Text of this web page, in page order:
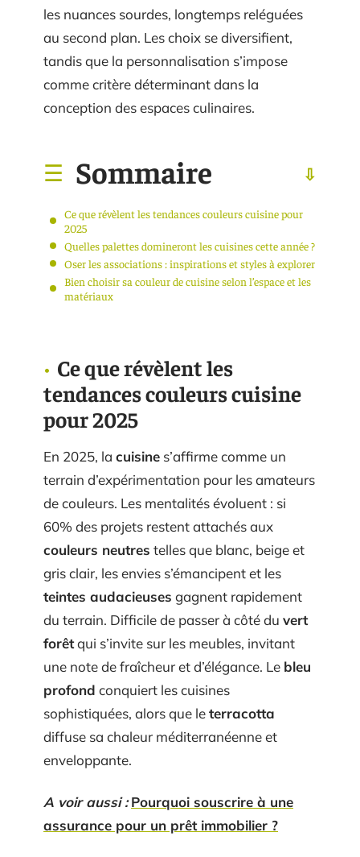
les nuances sourdes, longtemps reléguées
au second plan. Les choix se diversifient,
tandis que la personnalisation s’impose
comme critère déterminant dans la
conception des espaces culinaires.
Sommaire
Ce que révèlent les tendances couleurs cuisine pour
2025
Quelles palettes domineront les cuisines cette année ?
Oser les associations : inspirations et styles à explorer
Bien choisir sa couleur de cuisine selon l’espace et les
matériaux
Ce que révèlent les
tendances couleurs cuisine
pour 2025
En 2025, la cuisine s’affirme comme un
terrain d’expérimentation pour les amateurs
de couleurs. Les mentalités évoluent : si
60% des projets restent attachés aux
couleurs neutres telles que blanc, beige et
gris clair, les envies s’émancipent et les
teintes audacieuses gagnent rapidement
du terrain. Difficile de passer à côté du vert
forêtqui s’invite sur les meubles, invitant
une note de fraîcheur et d’élégance. Le bleu
profond conquiert les cuisines
sophistiquées, alors que leterracotta
diffuse sa chaleur méditerranéenne et
enveloppante.
A voir aussi : Pourquoi souscrire à une
assurance pour un prêt immobilier ?